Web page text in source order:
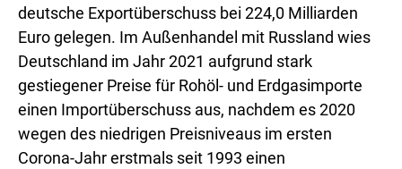
deutsche Exportüberschuss bei 224,0 Milliarden
Euro gelegen. Im Außenhandel mit Russland wies
Deutschland im Jahr 2021 aufgrund stark
gestiegener Preise für Rohöl- und Erdgasimporte
einen Importüberschuss aus, nachdem es 2020
wegen des niedrigen Preisniveaus im ersten
Corona-Jahr erstmals seit 1993 einen